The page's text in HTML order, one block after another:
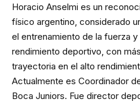
Horacio Anselmi es un
físico argentino, considerado
el entrenamiento de la fuerza
rendimiento deportivo, con
trayectoria en el alto
Actualmente es Coordinador
Boca Juniors. Fue director